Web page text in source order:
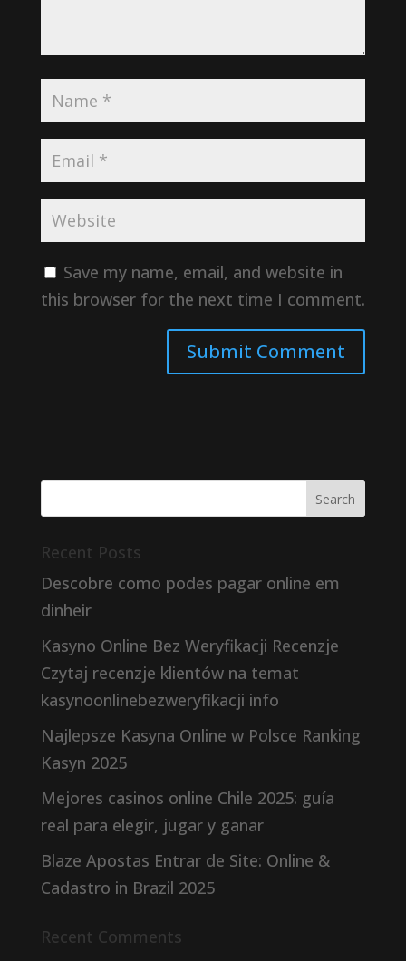
Save my name, email, and website in
this browser for the next time I comment.
Recent Posts
Descobre como podes pagar online em
dinheir
Kasyno Online Bez Weryfikacji Recenzje
Czytaj recenzje klientów na temat
kasynoonlinebezweryfikacji info
Najlepsze Kasyna Online w Polsce Ranking
Kasyn 2025
Mejores casinos online Chile 2025: guía
real para elegir, jugar y ganar
Blaze Apostas Entrar de Site: Online &
Cadastro in Brazil 2025
Recent Comments